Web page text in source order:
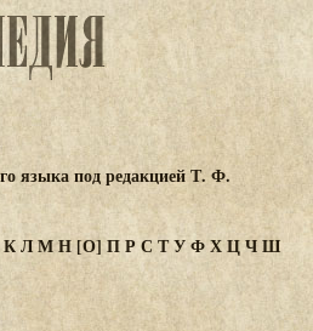
языка под редакцией Т. Ф.
КЛМН [О] ПРС ТУФХЦЧШ